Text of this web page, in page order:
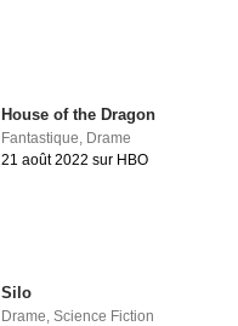
House of the Dragon
Fantastique, Drame
21 août 2022 sur HBO
Silo
Drame, Science Fiction